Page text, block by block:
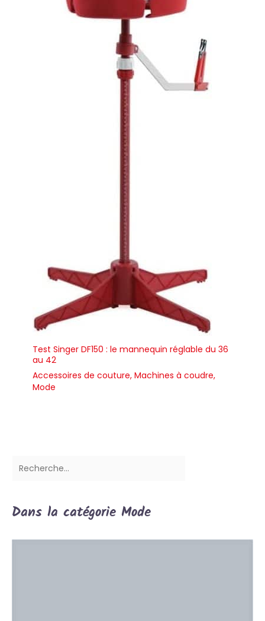
Test Singer DF150 : le mannequin réglable du 36
au 42
Accessoires de couture, Machines à coudre,
Mode
Dans la catégorie Mode